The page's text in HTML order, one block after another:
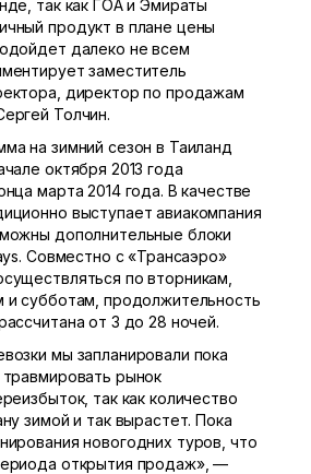
так как ГОА и Эмираты
продукт в плане цены
далеко не всем
заместитель
директор по продажам
Толчин.
на зимний сезон в Таиланд
октября 2013 года
марта 2014 года. В качестве
выступает авиакомпания
дополнительные блоки
Совместно с «Трансаэро»
по вторникам,
и субботам, продолжительность
от 3 до 28 ночей.
мы запланировали пока
рынок
так как количество
зимой и так вырастет. Пока
новогодних туров, что
открытия продаж», —